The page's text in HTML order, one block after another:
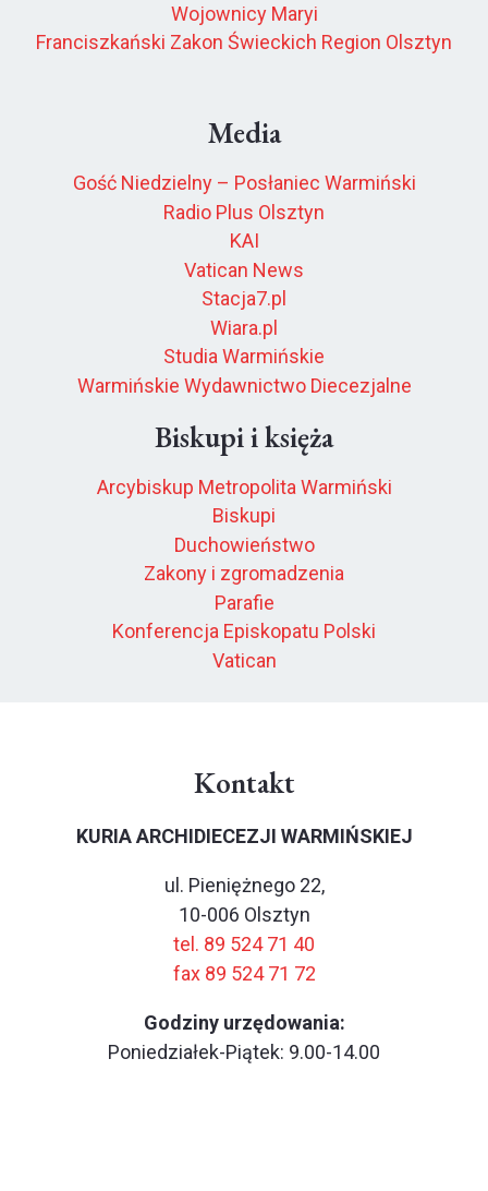
Wojownicy Maryi
Franciszkański Zakon Świeckich Region Olsztyn
Media
Gość Niedzielny – Posłaniec Warmiński
Radio Plus Olsztyn
KAI
Vatican News
Stacja7.pl
Wiara.pl
Studia Warmińskie
Warmińskie Wydawnictwo Diecezjalne
Biskupi i księża
Arcybiskup Metropolita Warmiński
Biskupi
Duchowieństwo
Zakony i zgromadzenia
Parafie
Konferencja Episkopatu Polski
Vatican
Kontakt
KURIA ARCHIDIECEZJI WARMIŃSKIEJ
ul. Pieniężnego 22,
10-006 Olsztyn
tel. 89 524 71 40
fax 89 524 71 72
Godziny urzędowania:
Poniedziałek-Piątek: 9.00-14.00